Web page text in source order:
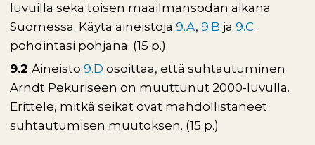
luvuilla sekä toisen maailmansodan aikana
Suomessa. Käytä aineistoja 9.A, 9.B ja 9.C
pohdintasi pohjana. (15 p.)
9.2 Aineisto 9.D osoittaa, että suhtautuminen
Arndt Pekuriseen on muuttunut 2000-luvulla.
Erittele, mitkä seikat ovat mahdollistaneet
suhtautumisen muutoksen. (15 p.)